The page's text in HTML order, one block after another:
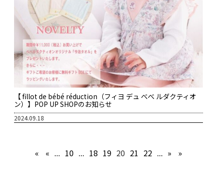
【 fillot de bébé réduction（フィヨ デュ べべ ルダクティオ
ン）】POP UP SHOPのお知らせ
2024.09.18
« « ... 10 ... 18 19 20 21 22 ... » »